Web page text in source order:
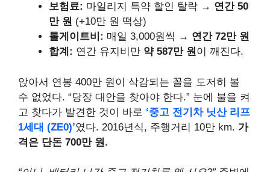
보험료: 마일리지 특약 할인 탈락 → 연간 50
만 원 (+10만 원 떡상)
톨게이트비: 매일 3,000원씩 → 연간 72만 원
합계: 연간 유지비만 약 587만 원이 깨진다.
앉아서 연봉 400만 원이 삭감되는 꼴을 도저히 볼
수 없었다. “당장 대안을 찾아야 한다.” 눈에 불을 켜
고 찾다가 발견한 것이 바로 ‘중고 전기차 닛산 리프
1세대 (ZE0)’였다. 2016년식, 주행거리 10만 km. 가
격은 단돈 700만 원.